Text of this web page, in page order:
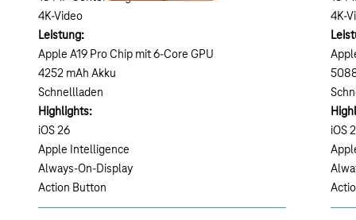
4K-Video
Leistung:
Apple A19 Pro Chip mit 6-Core GPU
4252 mAh Akku
Schnellladen
Highlights:
iOS 26
Apple Intelligence
Always-On-Display
Action Button
4K-
iOS